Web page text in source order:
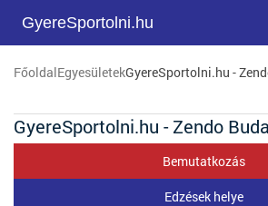
GyereSportolni.hu
FőoldalEgyesületekGyereSportolni.hu -
GyereSportolni.hu - Zendo
Bemutatkozás
Edzések helye